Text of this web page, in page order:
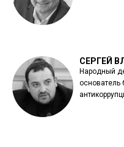
СЕРГЕЙ
Народный
основатель